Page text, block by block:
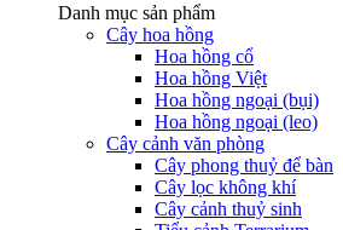
Danh mục sản phẩm
Cây hoa hồng
Hoa hồng cổ
Hoa hồng Việt
Hoa hồng ngoại (bụi)
Hoa hồng ngoại (leo)
Cây cảnh văn phòng
Cây phong thuỷ để bàn
Cây lọc không khí
Cây cảnh thuỷ sinh